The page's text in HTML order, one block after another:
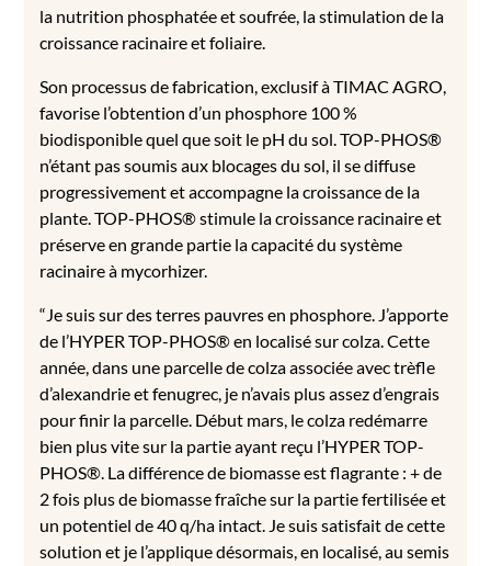
la nutrition phosphatée et soufrée, la stimulation de la
croissance racinaire et foliaire.
Son processus de fabrication, exclusif à TIMAC AGRO,
favorise l’obtention d’un phosphore 100 %
biodisponible quel que soit le pH du sol. TOP-PHOS®
n’étant pas soumis aux blocages du sol, il se diffuse
progressivement et accompagne la croissance de la
plante. TOP-PHOS® stimule la croissance racinaire et
préserve en grande partie la capacité du système
racinaire à mycorhizer.
“Je suis sur des terres pauvres en phosphore. J’apporte
de l’HYPER TOP-PHOS® en localisé sur colza. Cette
année, dans une parcelle de colza associée avec trèfle
d’alexandrie et fenugrec, je n’avais plus assez d’engrais
pour finir la parcelle. Début mars, le colza redémarre
bien plus vite sur la partie ayant reçu l’HYPER TOP-
PHOS®. La différence de biomasse est flagrante : + de
2 fois plus de biomasse fraîche sur la partie fertilisée et
un potentiel de 40 q/ha intact. Je suis satisfait de cette
solution et je l’applique désormais, en localisé, au semis